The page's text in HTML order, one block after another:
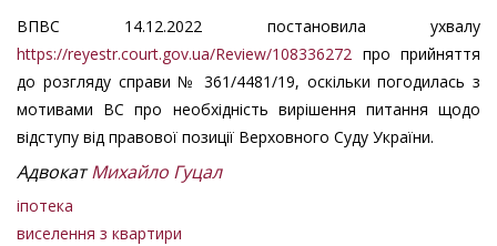
ВПВС 14.12.2022 постановила ухвалу
https://reyestr.court.gov.ua/Review/108336272 про прийняття
до розгляду справи № 361/4481/19, оскільки погодилась з
мотивами ВС про необхідність вирішення питання щодо
відступу від правової позиції Верховного Суду України.
АдвокатМихайло Гуцал
іпотека
виселення з квартири